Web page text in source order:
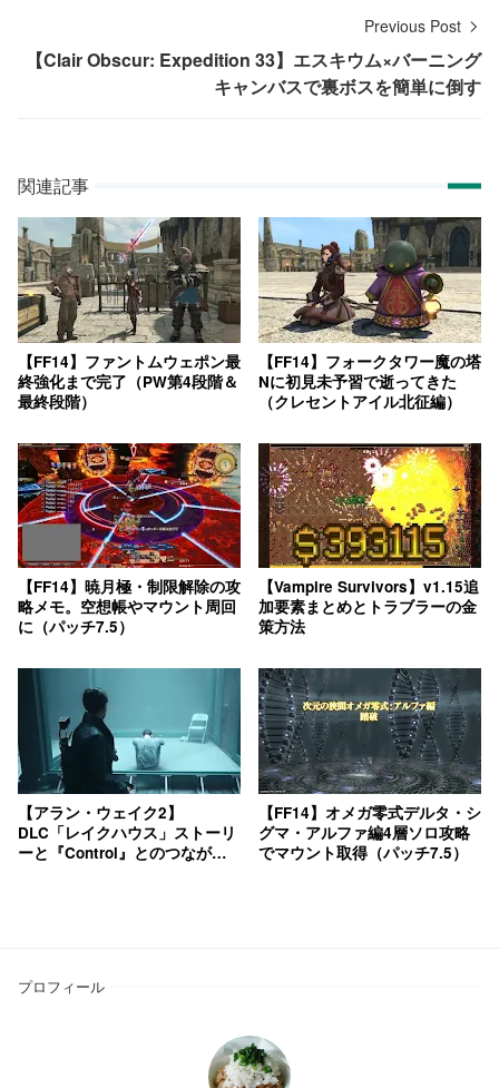
Previous Post
【Clair Obscur: Expedition 33】エスキウム×バーニング
キャンバスで裏ボスを簡単に倒す
関連記事
【FF14】ファントムウェポン最
終強化まで完了（PW第4段階＆
最終段階）
【FF14】フォークタワー魔の塔
Nに初見未予習で逝ってきた
（クレセントアイル北征編）
【FF14】暁月極・制限解除の攻
略メモ。空想帳やマウント周回
に（パッチ7.5）
【Vampire Survivors】v1.15追
加要素まとめとトラブラーの金
策方法
【アラン・ウェイク2】
DLC「レイクハウス」ストーリ
ーと『Control』とのつながり
【FF14】オメガ零式デルタ・シ
グマ・アルファ編4層ソロ攻略
でマウント取得（パッチ7.5）
プロフィール